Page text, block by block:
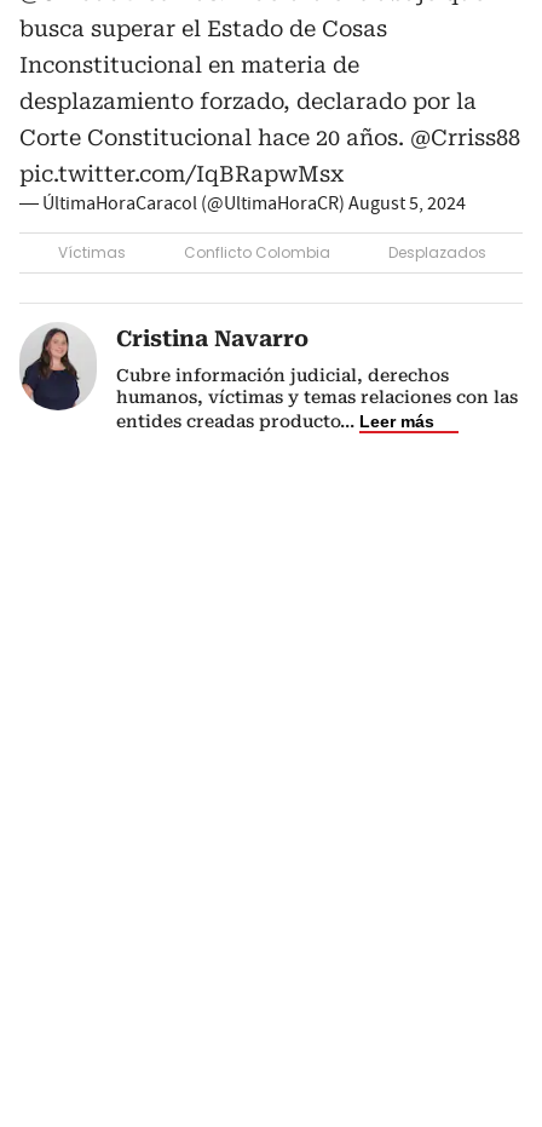
busca superar el Estado de Cosas
Inconstitucional en materia de
desplazamiento forzado, declarado por la
Corte Constitucional hace 20 años. @Crriss88
pic.twitter.com/IqBRapwMsx
— ÚltimaHoraCaracol (@UltimaHoraCR) August 5, 2024
Víctimas Conflicto Colombia Desplazados
Cristina Navarro
Cubre información judicial, derechos
humanos, víctimas y temas relaciones con las
entides creadas producto... Leer más